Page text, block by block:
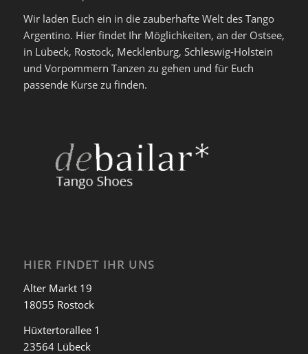
Wir laden Euch ein in die zauberhafte Welt des Tango
Argentino. Hier findet Ihr Möglichkeiten, an der Ostsee,
in Lübeck, Rostock, Mecklenburg, Schleswig-Holstein
und Vorpommern Tanzen zu gehen und für Euch
passende Kurse zu finden.
HIER FINDET IHR UNS
Alter Markt 19
18055 Rostock
Hüxtertorallee 1
23564 Lübeck